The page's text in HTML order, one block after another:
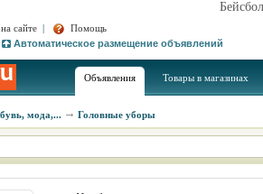
сайте |
Помощь
Автоматическое размещение объявлений
Объявления Товары в магазинах
мода,... Головные уборы